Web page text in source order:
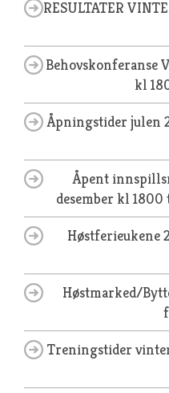
RESULTATER
Behovskonferanse
kl
Åpningstider julen
Åpent
desember kl 1800
Høstferieukene
Høstmarked/
Treningstider